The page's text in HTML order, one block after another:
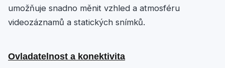
umožňuje snadno měnit vzhled a atmosféru
videozáznamů a statických snímků.
Ovladatelnost a konektivita